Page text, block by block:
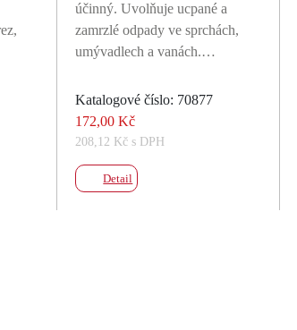
účinný. Uvolňuje ucpané a
zamrzlé odpady ve sprchách,
umývadlech a vanách.…
Katalogové číslo: 70877
172,00 Kč
208,12 Kč s DPH
Detail